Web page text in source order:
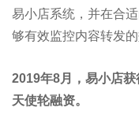
易小店系统，并在合
够有效监控内容转发
2019年8月，易小店
天使轮融资。